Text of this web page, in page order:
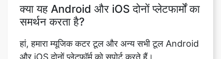
और iOS दोनों प्लेटफॉर्म को सपोर्ट करते हैं।